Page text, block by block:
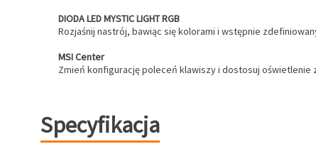
DIODA LED MYSTIC LIGHT RGB
Rozjaśnij nastrój, bawiąc się kolorami i wstępnie
MSI Center
Zmień konfigurację poleceń klawiszy i dostosuj
Specyfikacja